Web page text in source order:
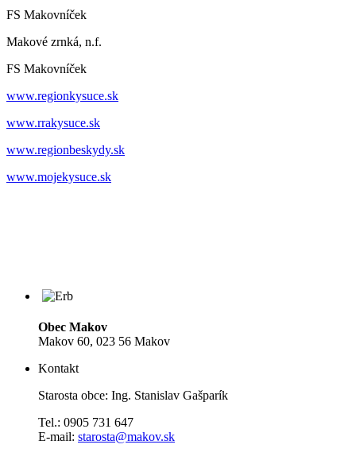
FS Makovníček
Makové zrnká, n.f.
FS Makovníček
www.regionkysuce.sk
www.rrakysuce.sk
www.regionbeskydy.sk
www.mojekysuce.sk
Obec Makov
Makov 60, 023 56 Makov
Kontakt
Starosta obce: Ing. Stanislav Gašparík
Tel.: 0905 731 647
E-mail: starosta@makov.sk